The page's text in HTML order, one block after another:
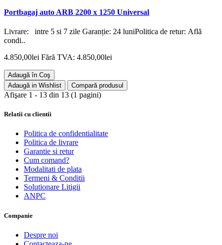
Portbagaj auto ARB 2200 x 1250 Universal
Livrare: intre 5 si 7 zile Garanție: 24 luniPolitica de retur: Află
condi..
4.850,00lei Fără TVA: 4.850,00lei
Adaugă în Coş
Adaugă in Wishlist
Compară produsul
Afişare 1 - 13 din 13 (1 pagini)
Relatii cu clientii
Politica de confidentialitate
Politica de livrare
Garantie si retur
Cum comand?
Modalitati de plata
Termeni & Conditii
Solutionare Litigii
ANPC
Companie
Despre noi